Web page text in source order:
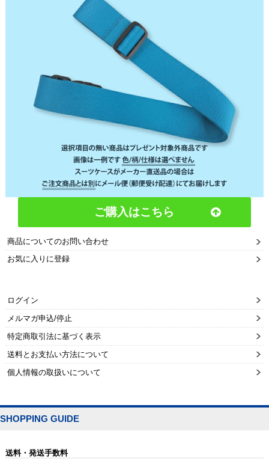
ご購入はこちら
商品についてのお問い合わせ
お気に入りに登録
ログイン
メルマガ申込/停止
特定商取引法に基づく表示
送料とお支払い方法について
個人情報の取扱いについて
SHOPPING GUIDE
送料・発送手数料